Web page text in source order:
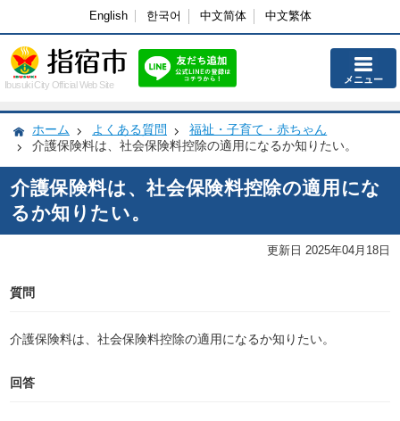
English 한국어 中文简体 中文繁体
Ibusuki City Official Web Site メニュー
ホーム よくある質問
福祉・子育て・赤ちゃん
介護保険料は、社会保険料控除の適用になるか知りたい。
介護保険料は、社会保険料控除の適用にな
るか知りたい。
更新日 2025年04月18日
質問
介護保険料は、社会保険料控除の適用になるか知りたい。
回答